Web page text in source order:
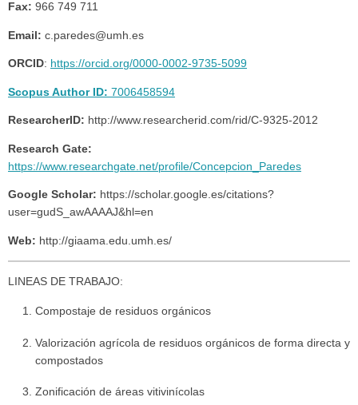
Fax: 966 749 711
Email: c.paredes@umh.es
ORCID: https://orcid.org/0000-0002-9735-5099
Scopus Author ID: 7006458594
ResearcherID: http://www.researcherid.com/rid/C-9325-2012
Research Gate:
https://www.researchgate.net/profile/Concepcion_Paredes
Google Scholar: https://scholar.google.es/citations?
user=gudS_awAAAAJ&hl=en
Web: http://giaama.edu.umh.es/
LINEAS DE TRABAJO:
Compostaje de residuos orgánicos
Valorización agrícola de residuos orgánicos de forma directa y
compostados
Zonificación de áreas vitivinícolas